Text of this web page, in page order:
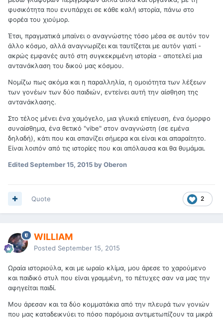
φυσικότητα που ενυπάρχει σε κάθε καλή ιστορία, πάνω στο
φορέα του χιούμορ.
Έτσι, πραγματικά μπαίνει ο αναγνώστης τόσο μέσα σε αυτόν τον
άλλο κόσμο, αλλά αναγνωρίζει και ταυτίζεται με αυτόν γιατί -
ακρώς εμφανές αυτό στη συγκεκριμένη ιστορία - αποτελεί μια
αντανάκλαση του δικού μας κόσμου.
Νομίζω πως ακόμα και η παραλληλία, η ομοιότητα των λέξεων
των γονέων των δύο παιδιών, εντείνει αυτή την αίσθηση της
αντανάκλασης.
Στο τέλος μένει ένα χαμόγελο, μια γλυκιά επίγευση, ένα όμορφο
συναίσθημα, ένα θετικό "vibe" στον αναγνώστη (σε εμένα
δηλαδή), κάτι που και σπανίζει σήμερα και είναι και απαραίτητο.
Είναι λοιπόν από τις ιστορίες που και απόλαυσα και θα θυμάμαι.
EditedSeptember 15, 2015by Oberon
2
Quote
WILLIAM
Posted September 15, 2015
Ωραία ιστοριούλα, και με ωραίο κλίμα, μου άρεσε το χαρούμενο
και παιδικό στυλ που είναι γραμμένη, το πέτυχες σαν να μας την
αφηγείται παιδί.
Μου άρεσαν και τα δύο κομματάκια από την πλευρά των γονιών
που μας καταδεικνύει το πόσο παρόμοια αντιμετωπίζουν τα μικρά